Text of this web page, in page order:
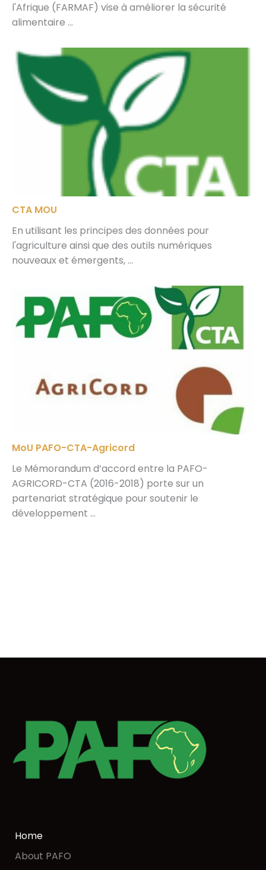
l'Afrique (FARMAF) vise à améliorer la sécurité
alimentaire ...
CTA MOU
En utilisant les principes des données pour
l'agriculture ainsi que des outils numériques
nouveaux et émergents, ...
MoU PAFO-CTA-Agricord
Le Mémorandum d’accord entre la PAFO-
AGRICORD-CTA (2016-2018) porte sur un
partenariat stratégique pour soutenir le
développement ...
Home
About PAFO